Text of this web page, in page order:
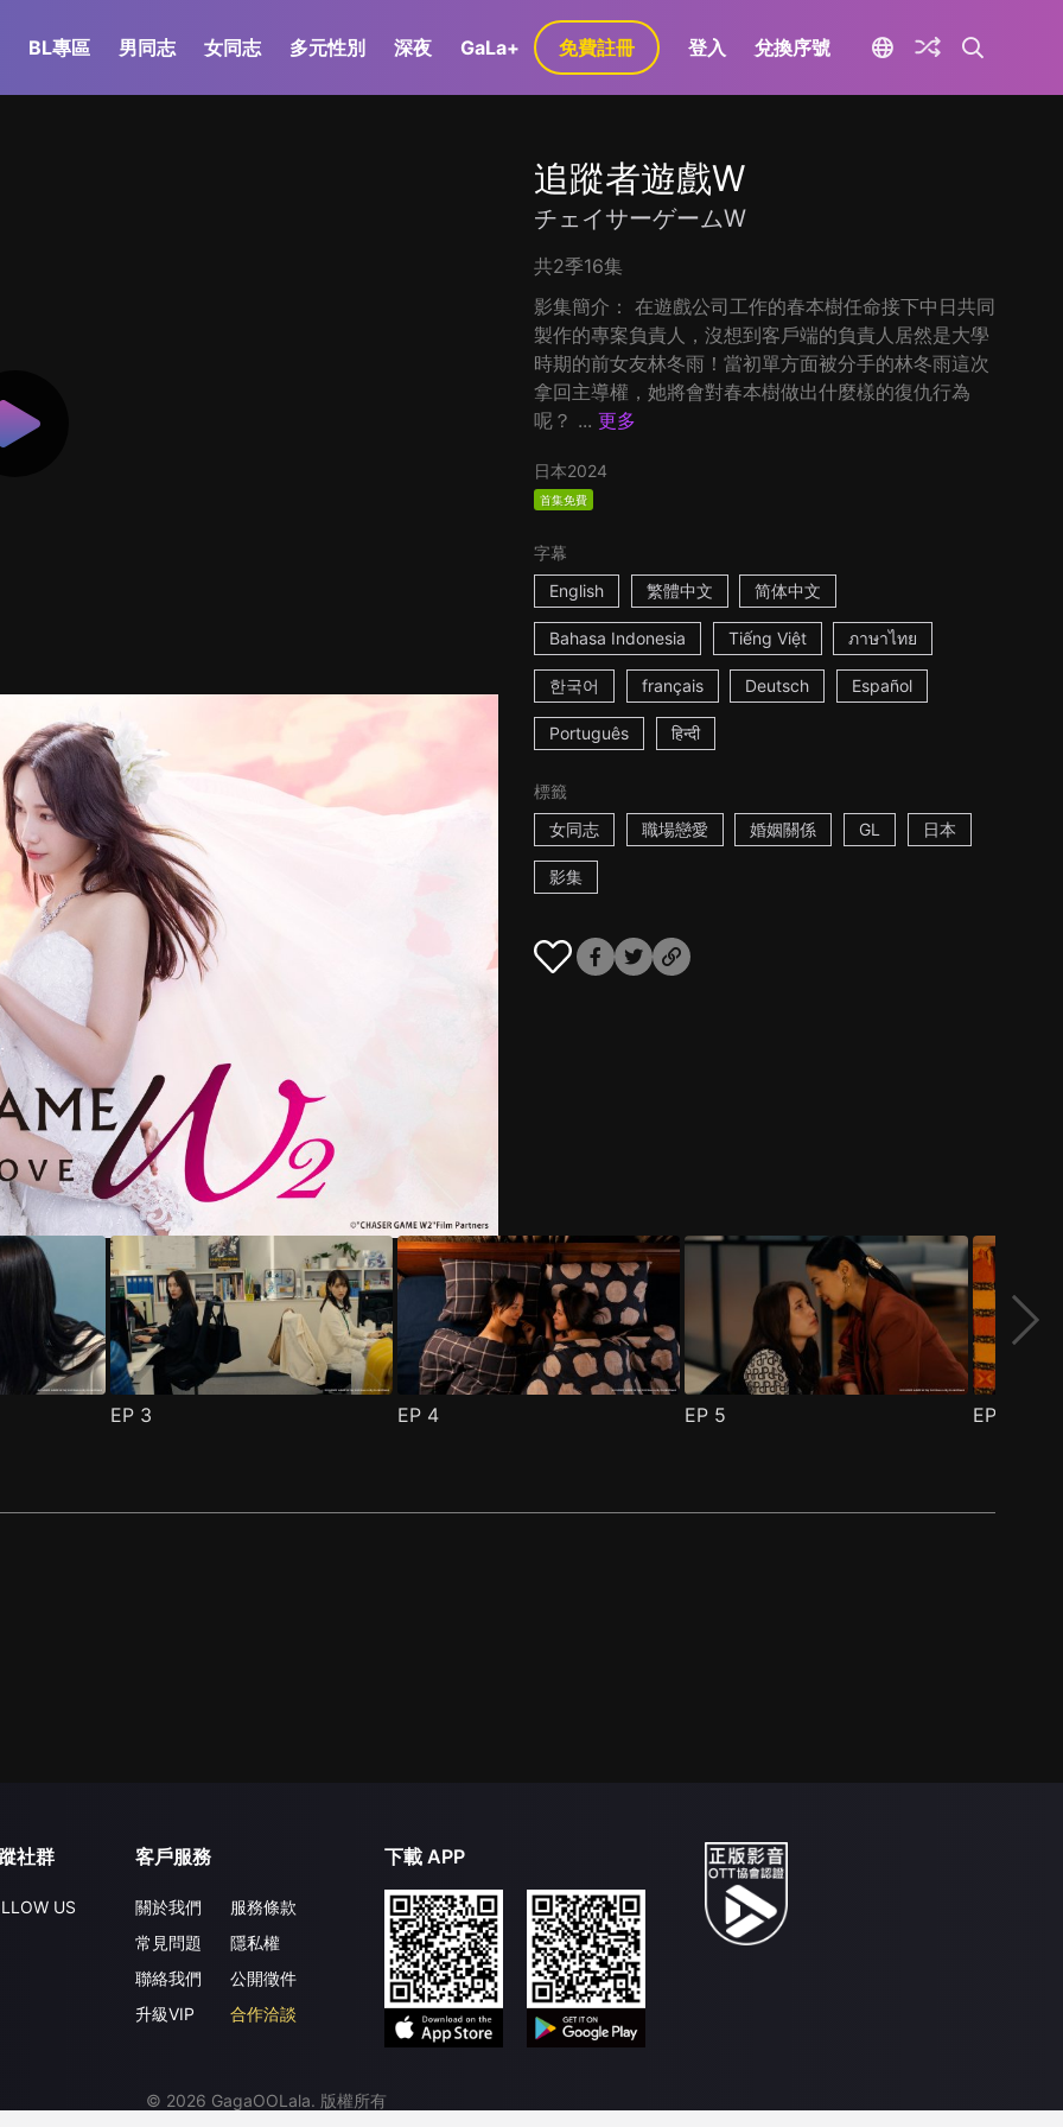
BL專區 男同志 女同志 多元性別 深夜 GaLa+ 免費註冊 登入 兌換序號
追蹤者遊戲W
チェイサーゲームW
共2季16集
影集簡介： 在遊戲公司工作的春本樹任命接下中日共同
製作的專案負責人，沒想到客戶端的負責人居然是大學
時期的前女友林冬雨！當初單方面被分手的林冬雨這次
拿回主導權，她將會對春本樹做出什麼樣的復仇行為
呢？ ... 更多
日本2024
首集免費
字幕
English
繁體中文 简体中文
Bahasa Indonesia Tiếng Việt ภาษาไทย
한국어 français Deutsch Español
Português हिन्दी
標籤
女同志
職場戀愛 婚姻關係 GL 日本
影集
()
EP 3 EP 4 EP 5 EP
社群
US
客戶服務
關於我們
常見問題
聯絡我們
升級VIP
服務條款
隱私權
公開徵件
合作洽談
下載 APP
© 2026 GagaOOLala. 版權所有